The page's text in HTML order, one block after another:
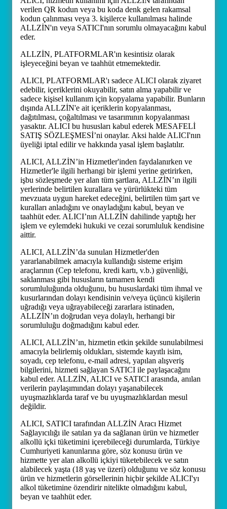
verilen QR kodun veya bu koda denk gelen rakamsal
kodun çalınması veya 3. kişilerce kullanılması halinde
ALLZİN'ın veya SATICI'nın sorumlu olmayacağını kabul
eder.
ALLZİN, PLATFORMLAR'ın kesintisiz olarak
işleyeceğini beyan ve taahhüt etmemektedir.
ALICI, PLATFORMLAR'ı sadece ALICI olarak ziyaret
edebilir, içeriklerini okuyabilir, satın alma yapabilir ve
sadece kişisel kullanım için kopyalama yapabilir. Bunların
dışında ALLZİN'e ait içeriklerin kopyalanması,
dağıtılması, çoğaltılması ve tasarımının kopyalanması
yasaktır. ALICI bu hususları kabul ederek MESAFELİ
SATIŞ SÖZLEŞMESİ’ni onaylar. Aksi halde ALICI'nın
üyeliği iptal edilir ve hakkında yasal işlem başlatılır.
ALICI, ALLZİN’in Hizmetler'inden faydalanırken ve
Hizmetler'le ilgili herhangi bir işlemi yerine getirirken,
işbu sözleşmede yer alan tüm şartlara, ALLZİN’ın ilgili
yerlerinde belirtilen kurallara ve yürürlükteki tüm
mevzuata uygun hareket edeceğini, belirtilen tüm şart ve
kuralları anladığını ve onayladığını kabul, beyan ve
taahhüt eder. ALICI’nın ALLZİN dahilinde yaptığı her
işlem ve eylemdeki hukuki ve cezai sorumluluk kendisine
aittir.
ALICI, ALLZİN’da sunulan Hizmetler'den
yararlanabilmek amacıyla kullandığı sisteme erişim
araçlarının (Cep telefonu, kredi kartı, v.b.) güvenliği,
saklanması gibi hususların tamamen kendi
sorumluluğunda olduğunu, bu hususlardaki tüm ihmal ve
kusurlarından dolayı kendisinin ve/veya üçüncü kişilerin
uğradığı veya uğrayabileceği zararlara istinaden,
ALLZİN’ın doğrudan veya dolaylı, herhangi bir
sorumluluğu doğmadığını kabul eder.
ALICI, ALLZİN’ın, hizmetin etkin şekilde sunulabilmesi
amacıyla belirlemiş oldukları, sistemde kayıtlı isim,
soyadı, cep telefonu, e-mail adresi, yapılan alışveriş
bilgilerini, hizmeti sağlayan SATICI ile paylaşacağını
kabul eder. ALLZİN, ALICI ve SATICI arasında, anılan
verilerin paylaşımından dolayı yaşanabilecek
uyuşmazlıklarda taraf ve bu uyuşmazlıklardan mesul
değildir.
ALICI, SATICI tarafından ALLZİN Aracı Hizmet
Sağlayıcılığı ile satılan ya da sağlanan ürün ve hizmetler
alkollü içki tüketimini içerebileceği durumlarda, Türkiye
Cumhuriyeti kanunlarına göre, söz konusu ürün ve
hizmette yer alan alkollü içkiyi tüketebilecek ve satın
alabilecek yaşta (18 yaş ve üzeri) olduğunu ve söz konusu
ürün ve hizmetlerin görsellerinin hiçbir şekilde ALICI'yı
alkol tüketimine özendirir nitelikte olmadığını kabul,
beyan ve taahhüt eder.